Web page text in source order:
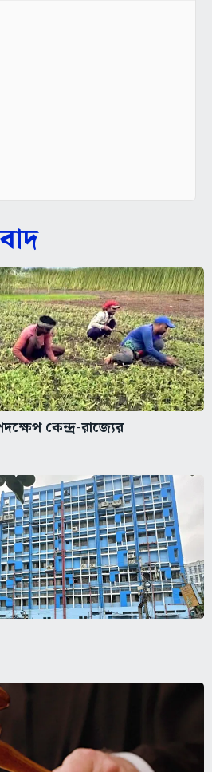
কেন্দ্র-রাজ্যের